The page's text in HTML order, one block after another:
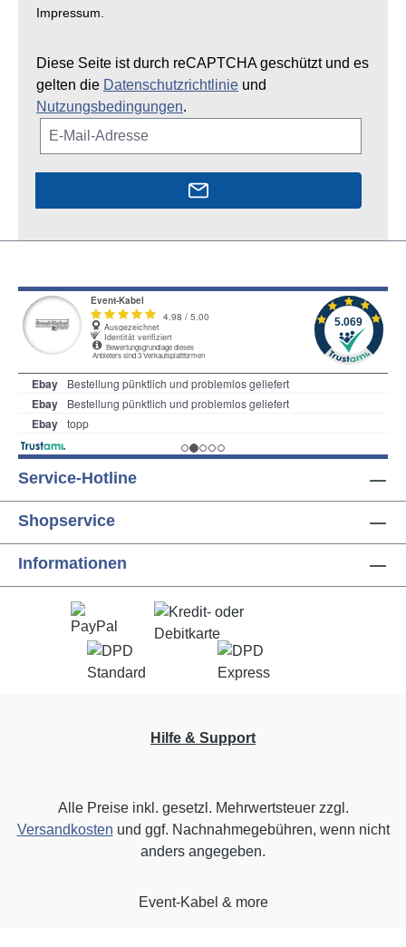
Impressum.
Diese Seite ist durch reCAPTCHA geschützt und es
gelten die Datenschutzrichtlinie und
Nutzungsbedingungen.
Service-Hotline
Shopservice
Informationen
Hilfe & Support
Alle Preise inkl. gesetzl. Mehrwertsteuer zzgl.
Versandkosten und ggf. Nachnahmegebühren, wenn nicht
anders angegeben.
Event-Kabel & more